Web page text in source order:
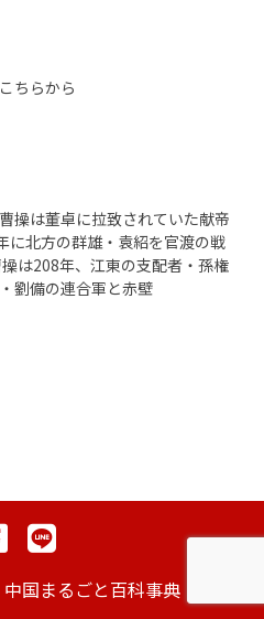
ちらから
操は董卓に拉致されていた献帝
に北方の群雄・袁紹を官渡の戦
は208年、江東の支配者・孫権
劉備の連合軍と赤壁
国まるごと百科事典